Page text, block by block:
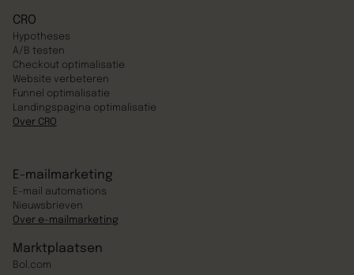
CRO
Hypotheses
A/B testen
Checkout optimalisatie
Website verbeteren
Funnel optimalisatie
Landingspagina optimalisatie
Over CRO
E-mailmarketing
E-mail automations
Nieuwsbrieven
Over e-mailmarketing
Marktplaatsen
Bol.com